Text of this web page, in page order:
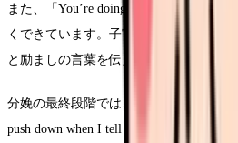
また、「You’re doing great. Your cervix
くできています。子宮頸管は7センチま
と励ましの言葉を伝えることも重要です
分娩の最終段階では、「It’s time to push
push down when I tell you.」（今、いき